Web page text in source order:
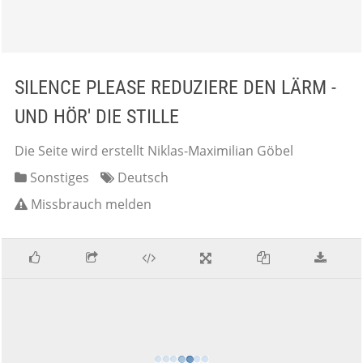
SILENCE PLEASE REDUZIERE DEN LÄRM -
UND HÖR' DIE STILLE
Die Seite wird erstellt Niklas-Maximilian Göbel
Sonstiges
Deutsch
Missbrauch melden